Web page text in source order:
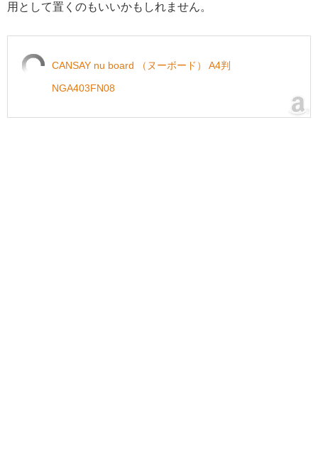
用として置くのもいいかもしれません。
CANSAY nu board （ヌーボード） A4判
NGA403FN08